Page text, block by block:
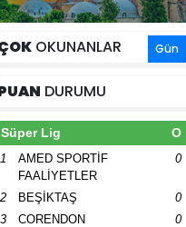
OKUNANLAR Gün
DURUMU
Süper Lig O
1
AMED SPORTİF
FAALİYETLER
0
2 BEŞİKTAŞ 0
3
CORENDON
0